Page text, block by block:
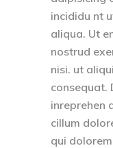
incididu nt
aliqua. Ut
nostrud
nisi. ut
consequat.
inreprehen
cillum
qui